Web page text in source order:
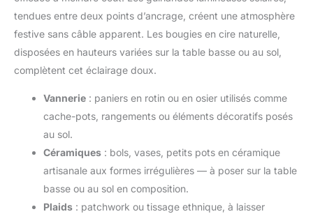
tendues entre deux points d’ancrage, créent une atmosphère
festive sans câble apparent. Les bougies en cire naturelle,
disposées en hauteurs variées sur la table basse ou au sol,
complètent cet éclairage doux.
Vannerie : paniers en rotin ou en osier utilisés comme
cache-pots, rangements ou éléments décoratifs posés
au sol.
Céramiques : bols, vases, petits pots en céramique
artisanale aux formes irrégulières — à poser sur la table
basse ou au sol en composition.
Plaids : patchwork ou tissage ethnique, à laisser